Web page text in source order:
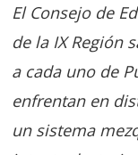
El Consejo de
de la IX Región
a cada uno de
enfrentan en
un sistema